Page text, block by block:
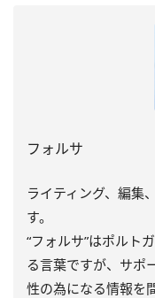
フォルサ
ライティング、編集
す。
“フォルサ”はポルト
る言葉ですが、サポ
性の為になる情報を